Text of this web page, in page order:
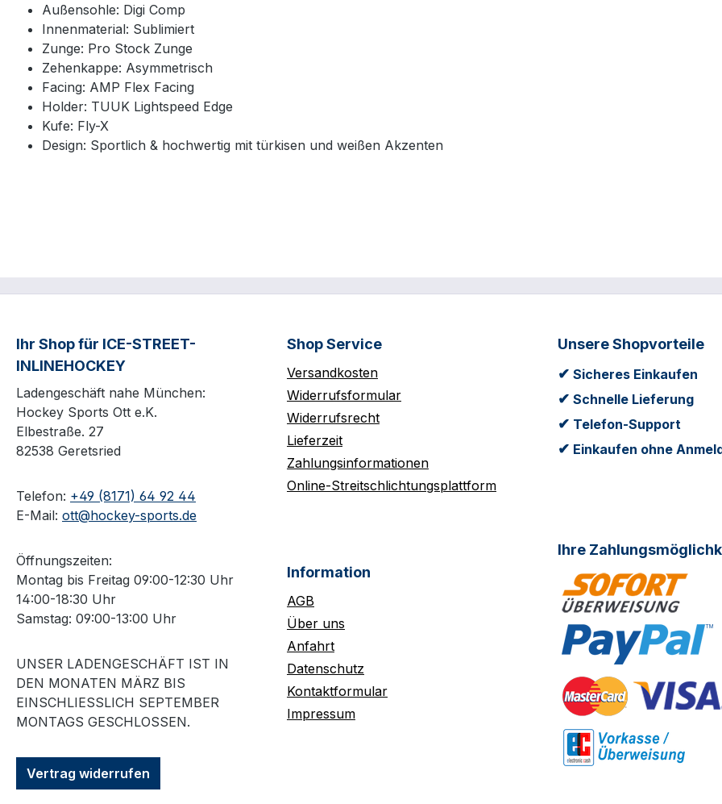
Außensohle: Digi Comp
Innenmaterial: Sublimiert
Zunge: Pro Stock Zunge
Zehenkappe: Asymmetrisch
Facing: AMP Flex Facing
Holder: TUUK Lightspeed Edge
Kufe: Fly-X
Design: Sportlich & hochwertig mit türkisen und weißen Akzenten
Ihr Shop für ICE-STREET-
INLINEHOCKEY
Ladengeschäft nahe München:
Hockey Sports Ott e.K.
Elbestraße. 27
82538 Geretsried
Telefon: +49 (8171) 64 92 44
E-Mail: ott@hockey-sports.de
Öffnungszeiten:
Montag bis Freitag 09:00-12:30 Uhr
14:00-18:30 Uhr
Samstag: 09:00-13:00 Uhr
UNSER LADENGESCHÄFT IST IN
DEN MONATEN MÄRZ BIS
EINSCHLIESSLICH SEPTEMBER M
ONTAGS GESCHLOSSEN.
Vertrag widerrufen
Shop Service
Versandkosten
Widerrufsformular
Widerrufsrecht
Lieferzeit
Zahlungsinformationen
Online-Streitschlichtungsplattform
Information
AGB
Über uns
Anfahrt
Datenschutz
Kontaktformular
Impressum
Unsere Shopvorteile
✔ Sicheres Einkaufen
✔ Schnelle Lieferung
✔ Telefon-Support
✔ Einkaufen ohne
Ihre